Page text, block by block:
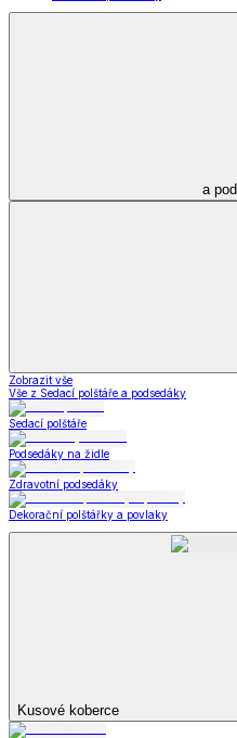
a
Zobrazit vše
Vše z Sedací polštáře a podsedáky
Sedací polštáře
Podsedáky na židle
Zdravotní podsedáky
Dekorační polštářky a povlaky
Kusové koberce